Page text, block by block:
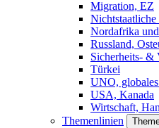
Migration, EZ
Nordafrika
Russland,
Sicherheits- &
Türkei
UNO,
USA, Kanada
Wirtschaft,
Themenlinien